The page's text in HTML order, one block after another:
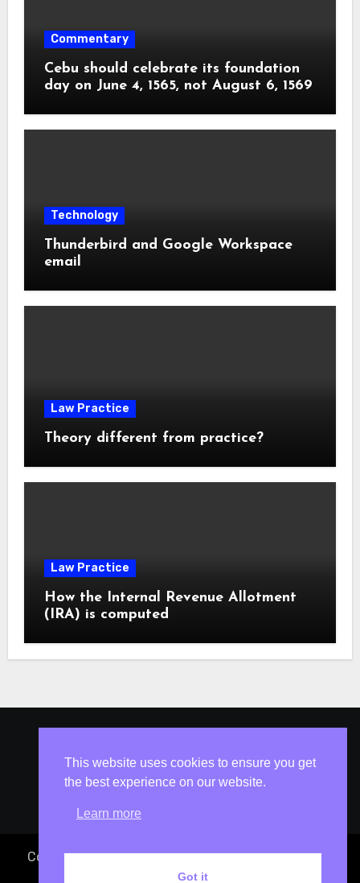
Commentary
Cebu should celebrate its foundation
day on June 4, 1565, not August 6, 1569
Technology
Thunderbird and Google Workspace
email
Law Practice
Theory different from practice?
Law Practice
How the Internal Revenue Allotment
(IRA) is computed
Copyright © 2023 Atty. Vincent S. Isles |Blogusby
Themeansar
This website uses cookies to ensure you get
the best experience on our website.
Learn more
Got it